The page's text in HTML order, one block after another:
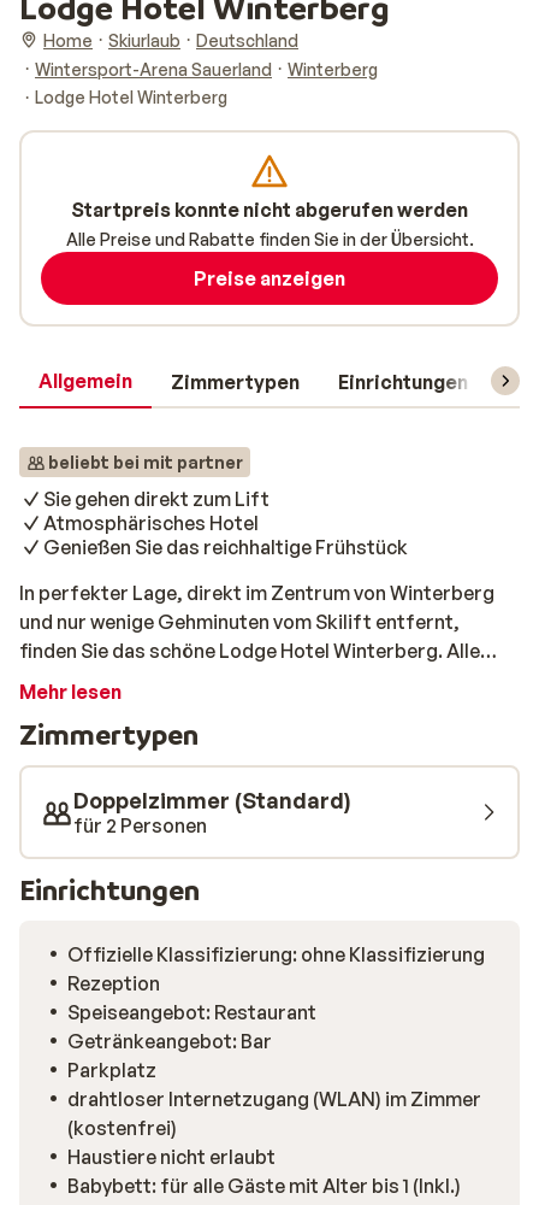
Home Skiurlaub
Deutschland
Wintersport-Arena Sauerland
Winterberg
Lodge Hotel Winterberg
Allgemein Zimmertypen Einrichtungen
beliebt bei mit partner
Sie gehen direkt zum Lift
Atmosphärisches Hotel
Genießen Sie das reichhaltige Frühstück
In perfekter Lage, direkt im Zentrum von Winterberg
und nur wenige Gehminuten vom Skilift entfernt,
finden Sie das schöne Lodge Hotel Winterberg. Alle
Zimmer des Hotels verfügen über einen
eigenes Bad. Morgens erwartet Sie im stimmungsvollen
Restaurant ein reichhaltiges Frühstücksbuffet, damit
Sie gestärkt in den Tag starten können!
Mehr lesen
Zimmertypen
Doppelzimmer (Standard)
für 2 Personen
Einrichtungen
Offizielle Klassifizierung: ohne Klassifizierung
Rezeption
Speiseangebot: Restaurant
Getränkeangebot: Bar
Parkplatz
drahtloser Internetzugang (WLAN) im Zimmer
(kostenfrei)
Haustiere nicht erlaubt
Babybett: für alle Gäste mit Alter bis 1 (Inkl.)
Startpreis konnte nicht abgerufen werden
Alle Preise und Rabatte finden Sie in der Übersicht.
Preise anzeigen